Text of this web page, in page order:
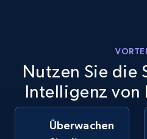
URL, Product id, Title, Seller
Seller reviews,
more.
Nutzen Sie die
Intelligenz von
Überwachen